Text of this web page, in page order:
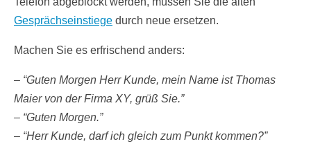
Gesprächseinstiege durch neue ersetzen.
Machen Sie es erfrischend anders:
– “Guten Morgen Herr Kunde, mein Name ist Thomas
Maier von der Firma XY, grüß Sie.”
– “Guten Morgen.”
– “Herr Kunde, darf ich gleich zum Punkt kommen?”